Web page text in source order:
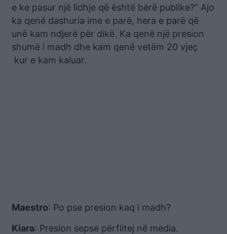
e ke pasur një lidhje që është bërë publike?” Ajo
ka qenë dashuria ime e parë, hera e parë që
unë kam ndjerë për dikë. Ka qenë një presion
shumë i madh dhe kam qenë vetëm 20 vjeç
kur e kam kaluar.
Maestro: Po pse presion kaq i madh?
Kiara: Presion sepse përflitej në media.